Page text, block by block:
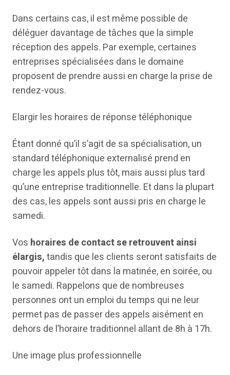
Dans certains cas, il est même possible de
déléguer davantage de tâches que la simple
réception des appels. Par exemple, certaines
entreprises spécialisées dans le domaine
proposent de prendre aussi en charge la prise de
rendez-vous.
Elargir les horaires de réponse téléphonique
Étant donné qu’il s’agit de sa spécialisation, un
standard téléphonique externalisé prend en
charge les appels plus tôt, mais aussi plus tard
qu’une entreprise traditionnelle. Et dans la plupart
des cas, les appels sont aussi pris en charge le
samedi.
Vos horaires de contact se retrouvent ainsi
élargis,tandis que les clients seront satisfaits de
pouvoir appeler tôt dans la matinée, en soirée, ou
le samedi. Rappelons que de nombreuses
personnes ont un emploi du temps qui ne leur
permet pas de passer des appels aisément en
dehors de l’horaire traditionnel allant de 8h à 17h.
Une image plus professionnelle